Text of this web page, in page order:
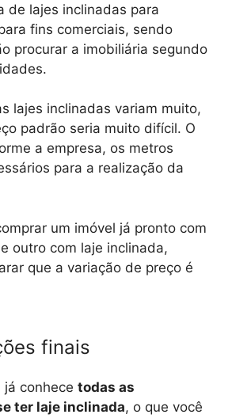
de lajes inclinadas para
fins comerciais, sendo
procurar a imobiliária segundo
lajes inclinadas variam muito,
padrão seria muito difícil. O
a empresa, os metros
para a realização da
um imóvel já pronto com
outro com laje inclinada,
que a variação de preço é
finais
já conhece todas as
ter laje inclinada, o que você